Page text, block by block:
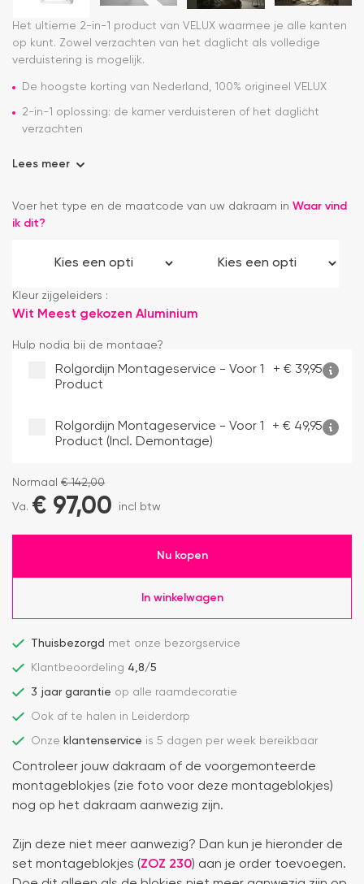
Het ultieme 2-in-1 product van VELUX waarmee je alle kanten
op kunt. Zowel verzachten van het daglicht als volledige
verduistering is mogelijk.
De hoogste korting van Nederland, 100% origineel VELUX
2-in-1 oplossing: de kamer verduisteren of het daglicht
verzachten
Lees meer
Voer het type en de maatcode van uw dakraam in Waar vind
ik dit?
Kleur zijgeleiders :
Wit Meest gekozen Aluminium
Hulp nodig bij de montage?
Rolgordijn Montageservice - Voor 1
Product
+ € 39,95
Rolgordijn Montageservice - Voor 1
Product (incl. Demontage)
+ € 49,95
Normaal €142,00
Va. € 97,00 incl btw
Nu kopen
In winkelwagen
Thuisbezorgd met onze bezorgservice
Klantbeoordeling 4,8/5
3 jaar garantie op alle raamdecoratie
Ook af te halen in Leiderdorp
Onze klantenservice is 5 dagen per week bereikbaar
Controleer jouw dakraam of de voorgemonteerde
montageblokjes (zie foto voor deze montageblokjes)
nog op het dakraam aanwezig zijn.
Zijn deze niet meer aanwezig? Dan kun je hieronder de
set montageblokjes (ZOZ 230) aan je order toevoegen.